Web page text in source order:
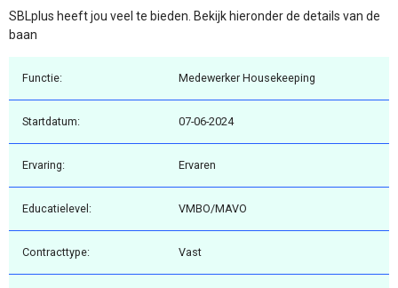
SBLplus heeft jou veel te bieden. Bekijk hieronder de details van de
baan
Functie: Medewerker Housekeeping
Startdatum: 07-06-2024
Ervaring: Ervaren
Educatielevel: VMBO/MAVO
Contracttype: Vast